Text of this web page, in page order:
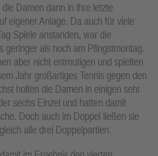
Damen dann in ihre letzte
eigener Anlage. Da auch für viele
Spiele anstanden, war die
geringer als noch am Pfingstmontag.
aber nicht entmutigen und spielten
Jahr großartiges Tennis gegen den
holten die Damen in einigen sehr
sechs Einzel und hatten damit
Doch auch im Doppel ließen sie
alle drei Doppelpartien.